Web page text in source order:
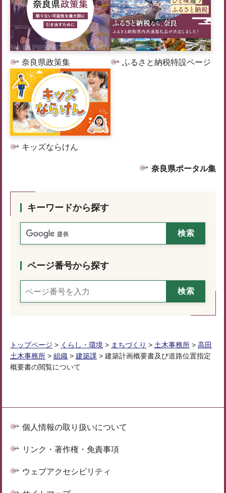
奈良県政策集 ふるさと納税特設ページ
キッズならけん
奈良県ポータル集
キーワードから探す
ページ番号から探す
トップページ > くらし・環境 > まちづくり > 土木事務所 > 高田
土木事務所 > 組織 > 建築課 > 建築計画概要書及び道路位置指定
概要書の閲覧について
個人情報の取り扱いについて
リンク・著作権・免責事項
ウェブアクセシビリティ